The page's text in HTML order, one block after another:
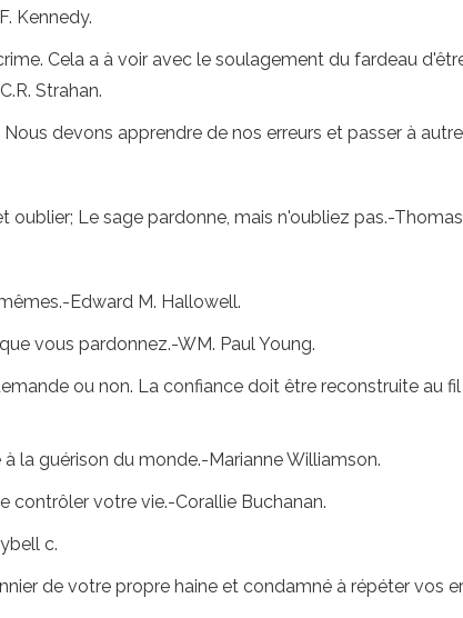
Kennedy.
Cela a à voir avec le soulagement du fardeau
Strahan.
devons apprendre de nos erreurs et passer à
Le sage pardonne, mais n'oubliez pas.-
Edward M. Hallowell.
vous pardonnez.-WM. Paul Young.
ou non. La confiance doit être reconstruite au
la guérison du monde.-Marianne Williamson.
contrôler votre vie.-Corallie Buchanan.
c.
de votre propre haine et condamné à répéter vos